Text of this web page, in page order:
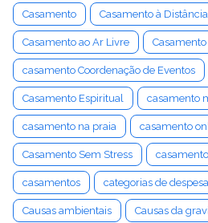
Casamento Casamento à Distância
Casamento ao Ar Livre
casamento Coordenação de Eventos
Casamento Espiritual casamento
casamento na praia casamento
Casamento Sem Stress
casamentos categorias de
Causas ambientais Causas da